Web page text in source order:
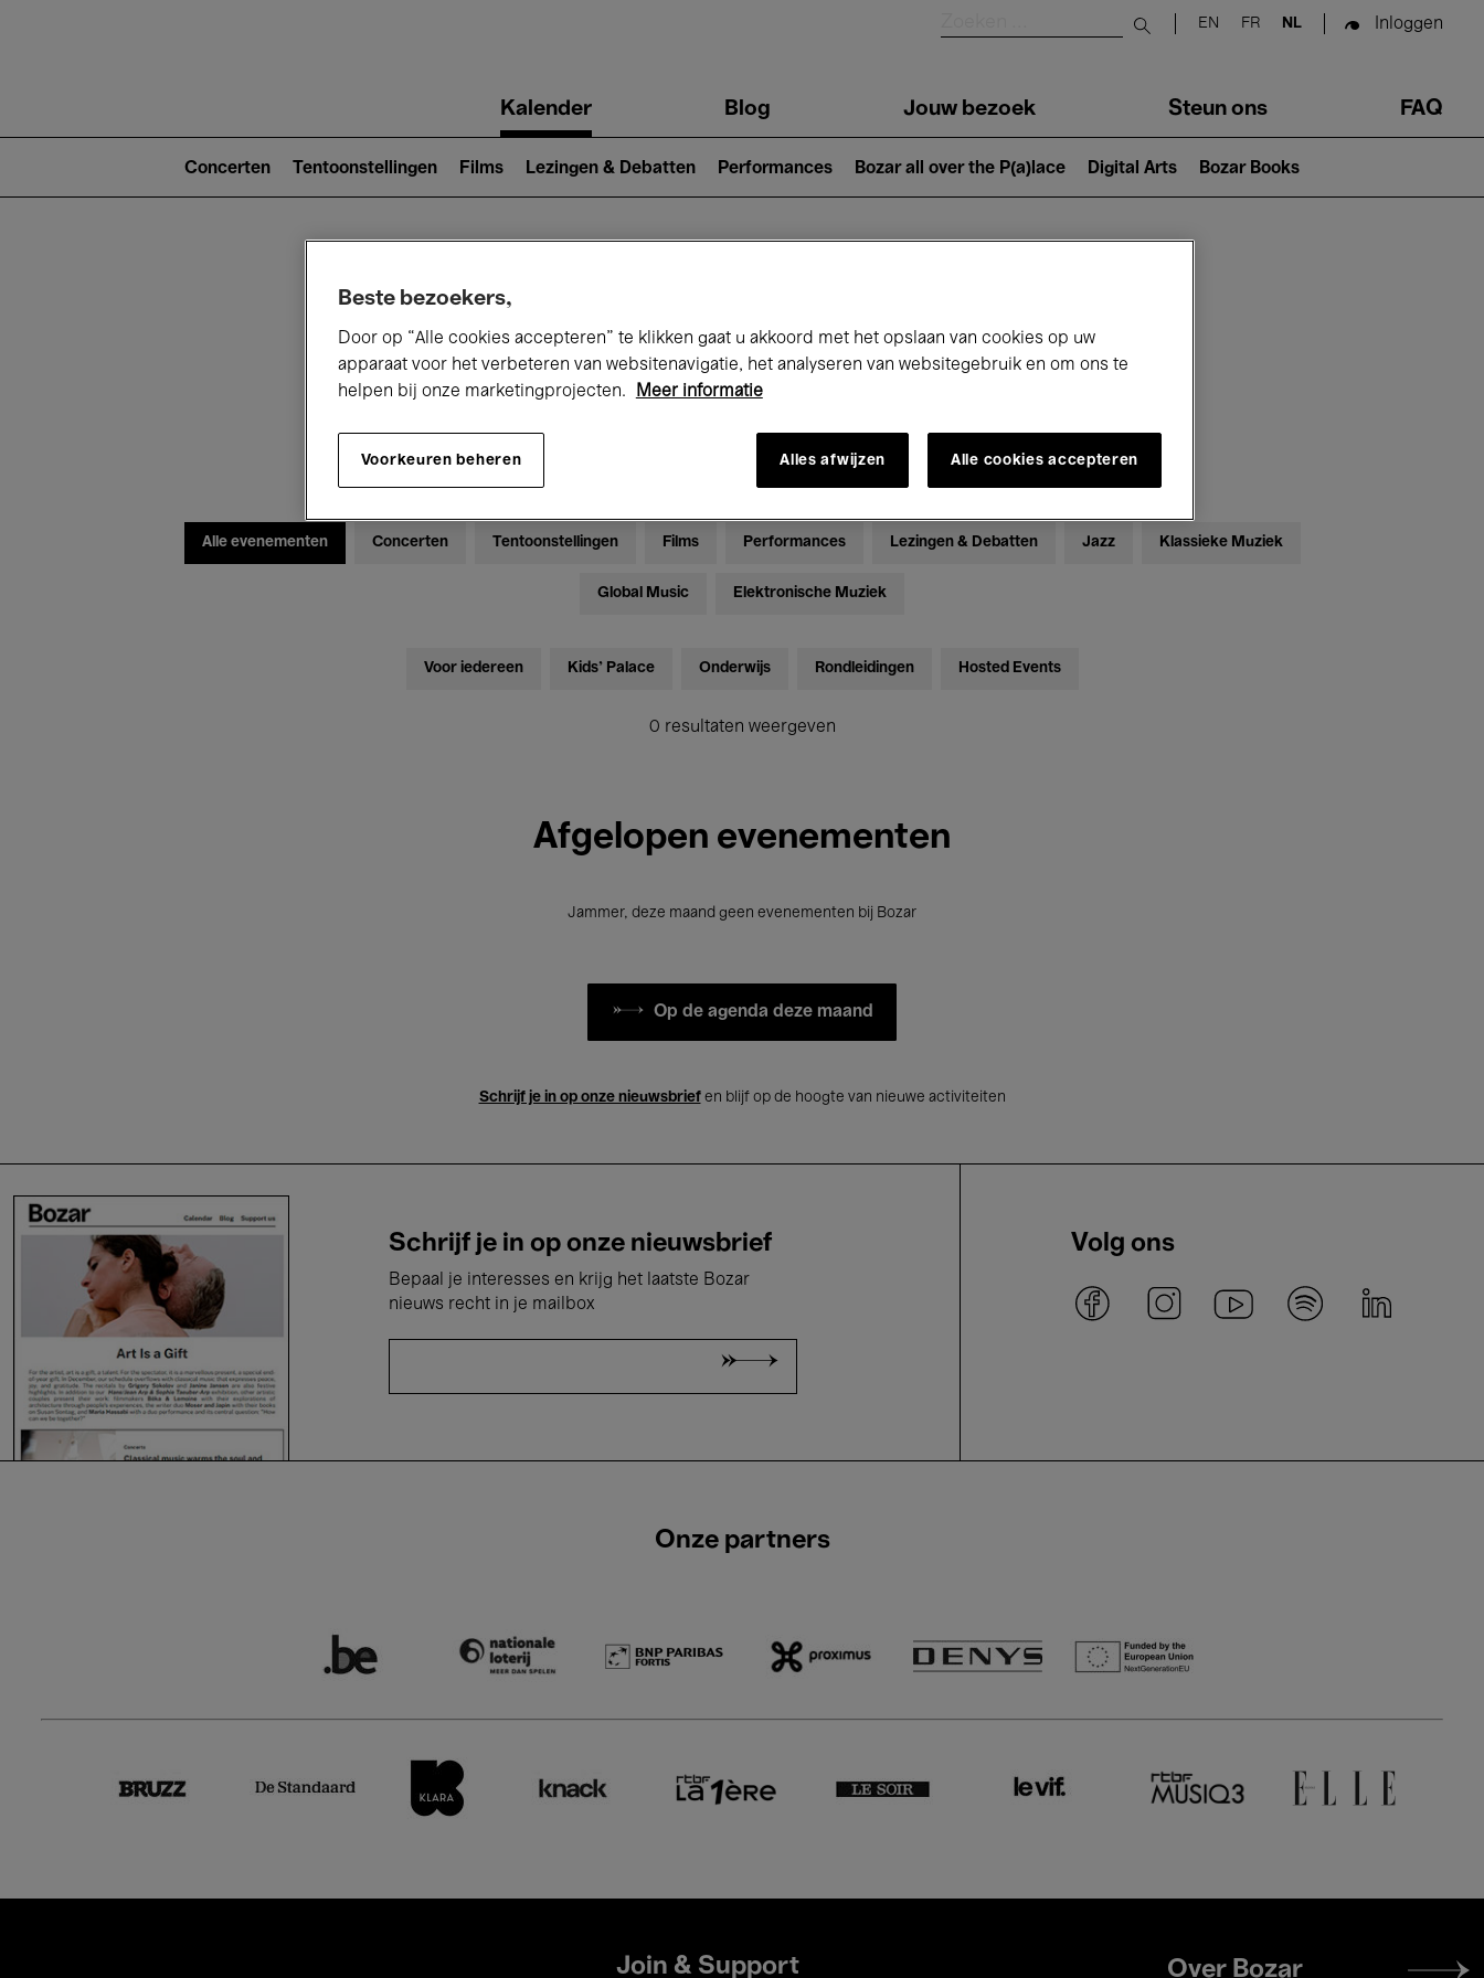
Submit search
EN FR NL Inloggen
navigationKalender Blog Jouw bezoek Steun ons FAQ
2)
Concerten Tentoonstellingen Films Lezingen & Debatten Performances Bozar all over the P(a)lace Digital Arts Bozar Books
Alle evenementen Concerten Tentoonstellingen Films Performances Lezingen & Debatten Jazz Klassieke Muziek
Global Music Elektronische Muziek
Voor iedereen Kids’ Palace Onderwijs Rondleidingen Hosted Events
0 resultaten weergeven
Afgelopen evenementen
Jammer, deze maand geen evenementen bij Bozar
Op de agenda deze maand
Schrijf je in op onze nieuwsbriefen blijf op de hoogte van nieuwe activiteiten
Schrijf je in op onze nieuwsbrief
Bepaal je interesses en krijg het laatste Bozar
nieuws recht in je mailbox
Volg ons
Onze partners
Join & Support
Footer
Over Bozar
Beste bezoekers,
Door op “Alle cookies accepteren” te klikken gaat u akkoord met het opslaan van cookies op uw
apparaat voor het verbeteren van websitenavigatie, het analyseren van websitegebruik en om ons te
helpen bij onze marketingprojecten.
Meer informatie
Voorkeuren beheren Alles afwijzen Alle cookies accepteren